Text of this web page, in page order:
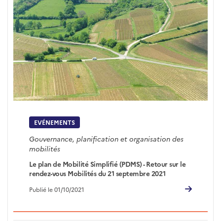
EVÉNEMENTS
Gouvernance, planification et organisation des
mobilités
Le plan de Mobilité Simplifié (PDMS) - Retour sur le
rendez-vous Mobilités du 21 septembre 2021
Publié le 01/10/2021